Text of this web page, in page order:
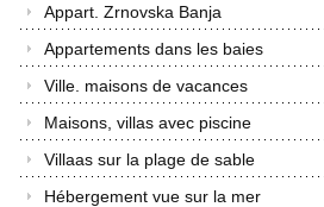
Appart. Zrnovska Banja
Appartements dans les baies
Ville. maisons de vacances
Maisons, villas avec piscine
Villaas sur la plage de sable
Hébergement vue sur la mer